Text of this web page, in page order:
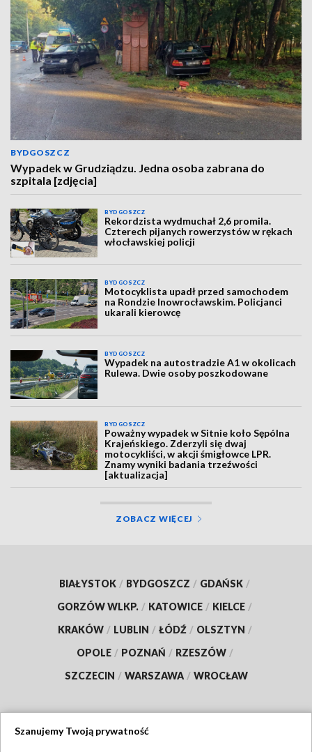
BYDGOSZCZ
Wypadek w Grudziądzu. Jedna osoba zabrana do
szpitala [zdjęcia]
BYDGOSZCZ
Rekordzista wydmuchał 2,6 promila.
Czterech pijanych rowerzystów w rękach
włocławskiej policji
BYDGOSZCZ
Motocyklista upadł przed samochodem
na Rondzie Inowrocławskim. Policjanci
ukarali kierowcę
BYDGOSZCZ
Wypadek na autostradzie A1 w okolicach
Rulewa. Dwie osoby poszkodowane
BYDGOSZCZ
Poważny wypadek w Sitnie koło Sępólna
Krajeńskiego. Zderzyli się dwaj
motocykliści, w akcji śmigłowce LPR.
Znamy wyniki badania trzeźwości
[aktualizacja]
ZOBACZ WIĘCEJ
BIAŁYSTOK / BYDGOSZCZ / GDAŃSK /
GORZÓW WLKP. / KATOWICE / KIELCE /
KRAKÓW / LUBLIN / ŁÓDŹ / OLSZTYN /
OPOLE / POZNAŃ / RZESZÓW /
SZCZECIN / WARSZAWA / WROCŁAW
Szanujemy Twoją prywatność